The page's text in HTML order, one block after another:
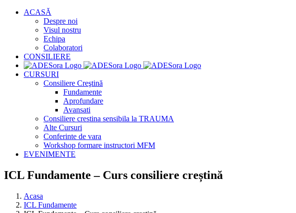
Skip
ACASĂ
Despre noi
Visul nostru
Echipa
Colaboratori
CONSILIERE
CURSURI
Consiliere Creştină
Fundamente
Aprofundare
Avansati
Consiliere crestina sensibila la TRAUMA
Alte Cursuri
Conferinte de vara
Workshop formare instructori MFM
EVENIMENTE
ICL Fundamente – Curs consiliere creștină
Acasa
ICL Fundamente